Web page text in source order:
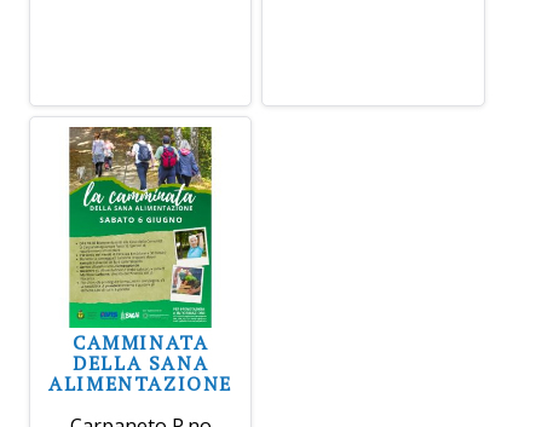
CAMMINATA
DELLA SANA
ALIMENTAZIONE